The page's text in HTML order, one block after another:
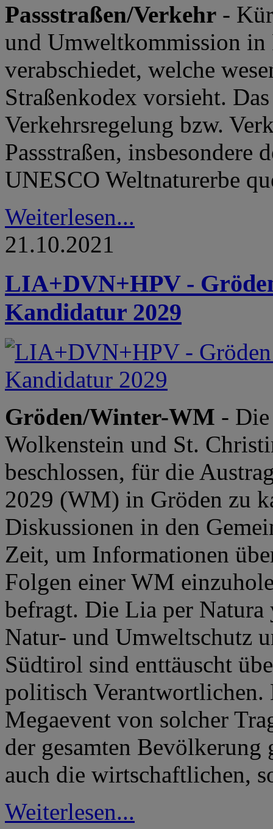
Passstraßen/Verkehr -
und Umweltkommission
verabschiedet, welche
Straßenkodex vorsieht.
Verkehrsregelung bzw.
Passstraßen, insbesondere
UNESCO Weltnaturerbe
Weiterlesen...
21.10.2021
LIA+DVN+HPV -
Kandidatur 2029
Gröden/Winter-WM - Die
Wolkenstein und St.
beschlossen, für die
2029 (WM) in Gröden zu
Diskussionen in den
Zeit, um Informationen
Folgen einer WM
befragt. Die Lia per Natura
Natur- und Umweltschutz
Südtirol sind enttäuscht
politisch
Megaevent von solcher
der gesamten
auch die wirtschaftlichen,
Weiterlesen...